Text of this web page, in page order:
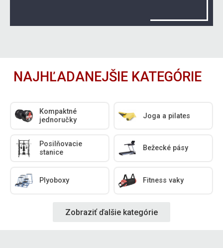
NAJHĽADANEJŠIE KATEGÓRIE
Kompaktné
jednoručky
Joga a pilates
Posilňovacie
stanice
Bežecké pásy
Plyoboxy Fitness vaky
Zobraziť ďalšie kategórie